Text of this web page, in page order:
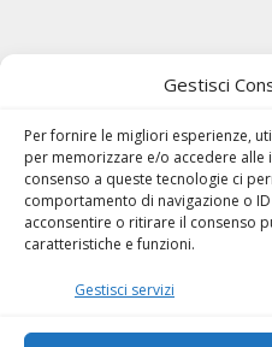
Gestisci
Per fornire le migliori esperienze,
per memorizzare e/o accedere
consenso a queste tecnologie ci
comportamento di navigazione o
acconsentire o ritirare il consenso
caratteristiche e funzioni.
Gestisci servizi